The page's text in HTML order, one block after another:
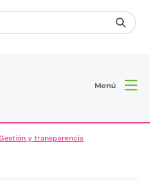
Menú
y transparencia